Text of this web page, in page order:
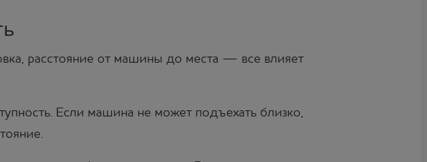
расстояние от машины до места — все влияет
Если машина не может подъехать близко,